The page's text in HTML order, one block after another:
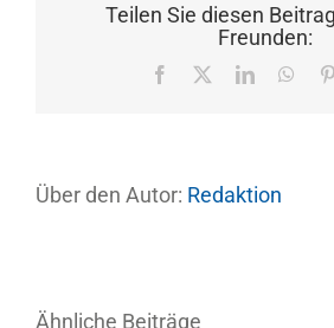
Teilen Sie diesen
Freunden:
Facebook LinkedIn
Über den Autor: Redaktion
Ähnliche Beiträge